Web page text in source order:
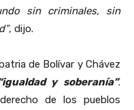
sin criminales, sin
, dijo.
de Bolívar y Chávez
y soberanía”.
de los pueblos